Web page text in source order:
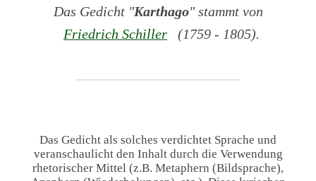
Das Gedicht "Karthago" stammt von
Friedrich Schiller (1759 - 1805).
Das Gedicht als solches verdichtet Sprache und
veranschaulicht den Inhalt durch die Verwendung
rhetorischer Mittel (z.B. Metaphern (Bildsprache),